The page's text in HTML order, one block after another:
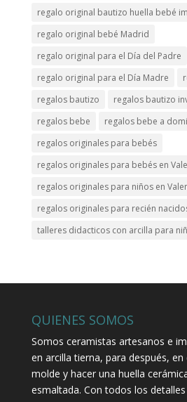
regalo original bautizo huella bebé
regalo original bebé Madrid
regalo original para el Día del Padre
regalo original para el Día Madre
regalos bautizo
regalos bautizo
regalos bebe
regalos bebe a
regalos originales para bebés
regalos originales para bebés en
regalos originales para niños en
regalos originales para recién
talleres didacticos con arcilla para
QUIENES SOMOS
Somos ceramistas artesanos e
en arcilla tierna, para después, en
molde y hacer una huella
esmaltada. Con todos los